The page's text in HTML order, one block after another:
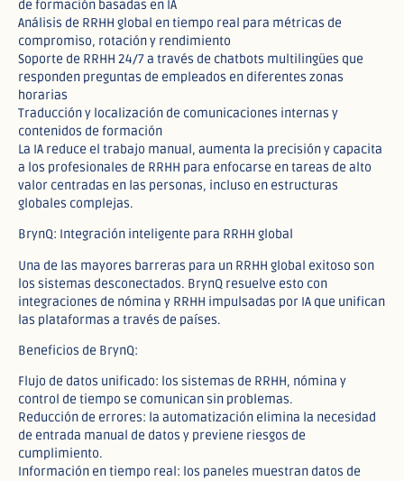
de formación basadas en IA
Análisis de RRHH global en tiempo real para métricas de
compromiso, rotación y rendimiento
Soporte de RRHH 24/7 a través de chatbots multilingües que
responden preguntas de empleados en diferentes zonas
horarias
Traducción y localización de comunicaciones internas y
contenidos de formación
La IA reduce el trabajo manual, aumenta la precisión y capacita
a los profesionales de RRHH para enfocarse en tareas de alto
valor centradas en las personas, incluso en estructuras
globales complejas.
BrynQ: Integración inteligente para RRHH global
Una de las mayores barreras para un RRHH global exitoso son
los sistemas desconectados. BrynQ resuelve esto con
integraciones de nómina y RRHH impulsadas por IA que unifican
las plataformas a través de países.
Beneficios de BrynQ:
Flujo de datos unificado: los sistemas de RRHH, nómina y
control de tiempo se comunican sin problemas.
Reducción de errores: la automatización elimina la necesidad
de entrada manual de datos y previene riesgos de
cumplimiento.
Información en tiempo real: los paneles muestran datos de